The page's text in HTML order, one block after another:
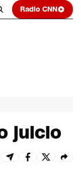
Radio CNN
juicio